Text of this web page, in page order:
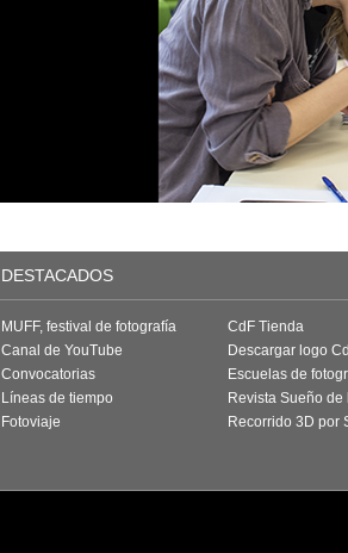
DESTACADOS
MUFF, festival de fotografía
Canal de YouTube
Convocatorias
Líneas de tiempo
Fotoviaje
CdF Tienda
Descargar logo
Escuelas de
Revista Sueño de
Recorrido 3D por